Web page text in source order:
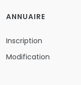
ANNUAIRE
Inscription
Modification